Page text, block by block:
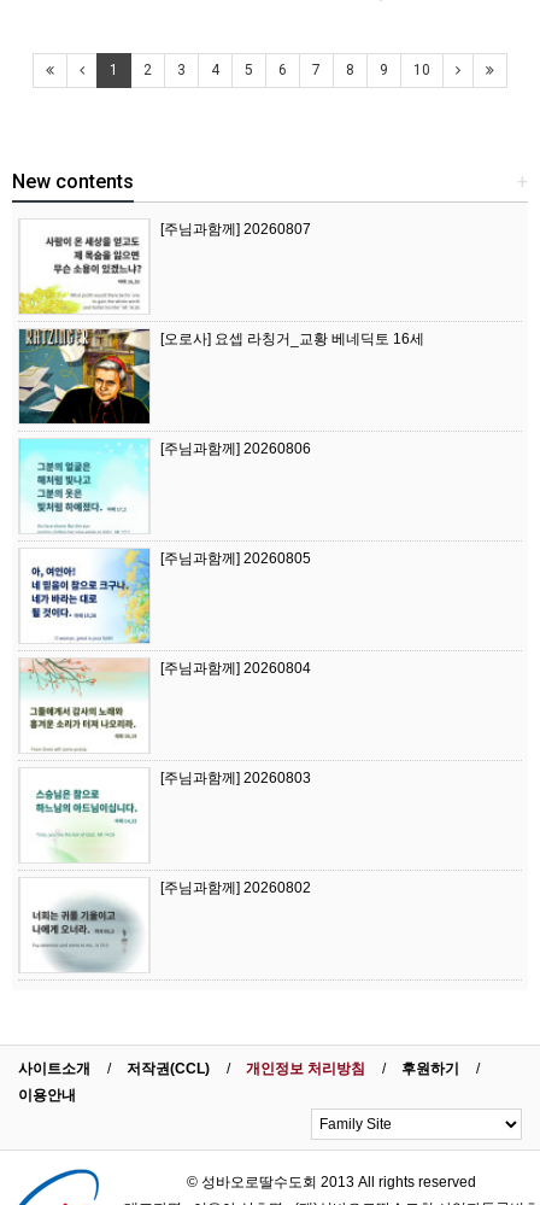
1 2 3 4 5 6 7 8 9 10
+
New contents
[주님과함께] 20260807
[오로사] 요셉 라칭거_교황 베네딕토 16세
[주님과함께] 20260806
[주님과함께] 20260805
[주님과함께] 20260804
[주님과함께] 20260803
[주님과함께] 20260802
사이트소개 저작권(CCL) 개인정보 처리방침
후원하기
이용안내
© 성바오로딸수도회 2013 All rights reserved